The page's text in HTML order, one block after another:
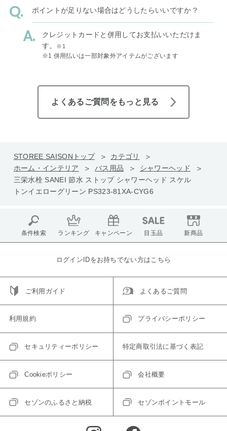
ポイントが足りない場合はどうしたらいいですか？
クレジットカードと併用してお支払いいただけま
す。
※1
※1 併用払いは一部対象外アイテムがございます
よくあるご質問をもっと見る
STOREE SAISONトップ
カテゴリ
ホーム・インテリア
バス用品
シャワーヘッド
三栄水栓 SANEI 節水 ストップ シャワーヘッド スケル
トンイエローグリーン PS323-81XA-CYG6
条件検索 ランキング キャンペーン 目玉品 新商品
ログインIDをお持ちでない方はこちら
ご利用ガイド よくあるご質問
利用規約 プライバシーポリシー
セキュリティーポリシー 特定商取引法に基づく表記
Cookieポリシー 会社概要
セゾンのふるさと納税 セゾンポイントモール